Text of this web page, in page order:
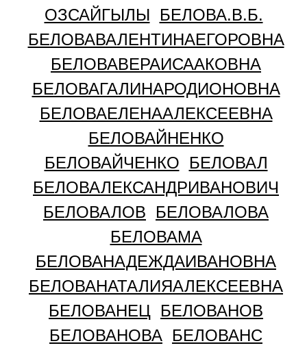
ОЗСАЙГЫЛЫ
БЕЛОВА.В.Б.
БЕЛОВАВАЛЕНТИНАЕГОРОВНА
БЕЛОВАВЕРАИСААКОВНА
БЕЛОВАГАЛИНАРОДИОНОВНА
БЕЛОВАЕЛЕНААЛЕКСЕЕВНА
БЕЛОВАЙНЕНКО
БЕЛОВАЙЧЕНКО
БЕЛОВАЛ
БЕЛОВАЛЕКСАНДРИВАНОВИЧ
БЕЛОВАЛОВ
БЕЛОВАЛОВА
БЕЛОВАМА
БЕЛОВАНАДЕЖДАИВАНОВНА
БЕЛОВАНАТАЛИЯАЛЕКСЕЕВНА
БЕЛОВАНЕЦ БЕЛОВАНОВ
БЕЛОВАНОВА БЕЛОВАНС